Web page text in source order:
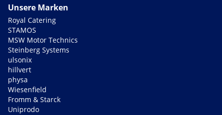
Unsere Marken
Royal Catering
STAMOS
MSW Motor Technics
Steinberg Systems
ulsonix
hillvert
physa
Wiesenfield
Fromm & Starck
Uniprodo